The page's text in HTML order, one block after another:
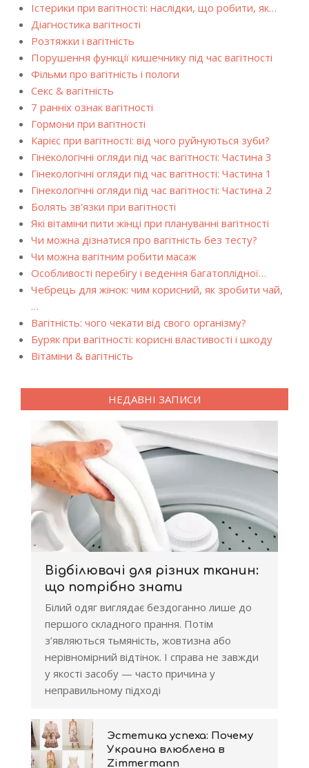
Істерики при вагітності: наслідки, що робити, як…
Діагностика вагітності
Розтяжки і вагітність
Порушення функції кишечнику під час вагітності
Фільми про вагітність і пологи
Секс & вагітність
7 ранніх ознак вагітності
Гормони при вагітності
Карієс при вагітності: від чого руйнуються зуби?
Гінекологічні огляди під час вагітності: Частина 3
Гінекологічні огляди під час вагітності: Частина 1
Гінекологічні огляди під час вагітності: Частина 2
Болять зв'язки при вагітності
Які вітаміни пити жінці при плануванні вагітності
Чи можна дізнатися про вагітність без тесту?
Чи можна вагітним робити масаж
Особливості перебігу і ведення багатоплідної…
Чебрець для жінок: чим корисний, як зробити чай,
…
Вагітність: чого чекати від свого організму?
Буряк при вагітності: корисні властивості і шкоду
Вітаміни & вагітність
НЕДАВНІ ЗАПИСИ
Відбілювачі для різних тканин:
що потрібно знати
Білий одяг виглядає бездоганно лише до
першого складного прання. Потім
з’являються тьмяність, жовтизна або
нерівномірний відтінок. І справа не завжди
у якості засобу — часто причина у
неправильному підході
Эстетика успеха: Почему
Украина влюблена в
Zimmermann